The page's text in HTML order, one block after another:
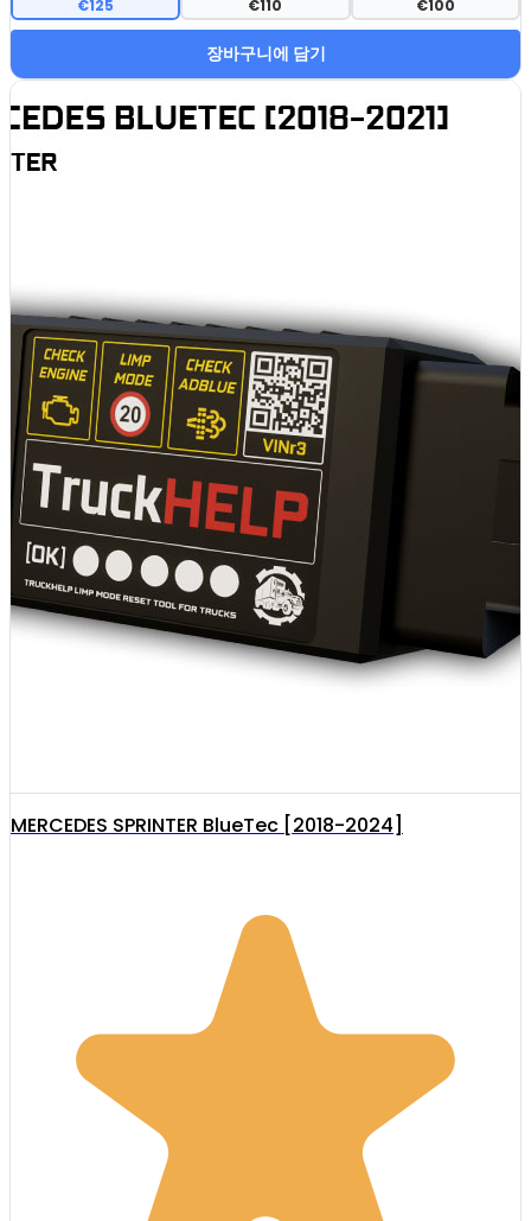
€125 €110 €100
장바구니에 담기
MERCEDES SPRINTER BlueTec [2018-2024]